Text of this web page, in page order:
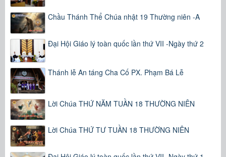
Chầu Thánh Thể Chúa nhật 19 Thường niên -A
Đại Hội Giáo lý toàn quốc lần thứ VII -Ngày thứ 2
Thánh lễ An táng Cha Cố PX. Phạm Bá Lễ
Lời Chúa THỨ NĂM TUẦN 18 THƯỜNG NIÊN
Lời Chúa THỨ TƯ TUẦN 18 THƯỜNG NIÊN